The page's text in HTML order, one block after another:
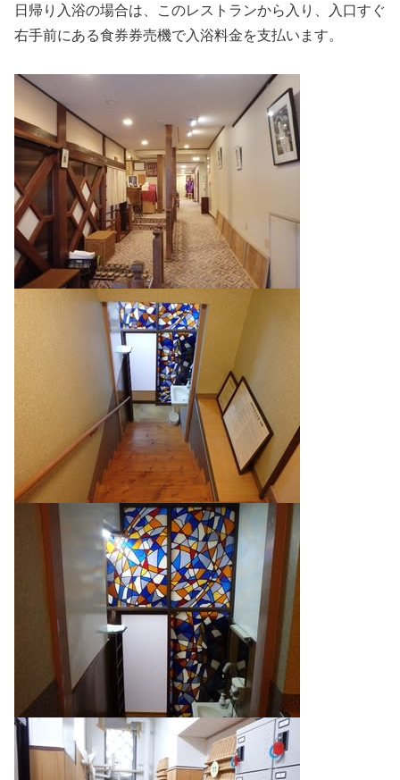
日帰り入浴の場合は、このレストランから入り、入口すぐ
右手前にある食券券売機で入浴料金を支払います。